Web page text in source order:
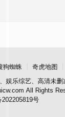
狗蜘蛛 奇虎地图
娱乐综艺、高清未
All Rights
号